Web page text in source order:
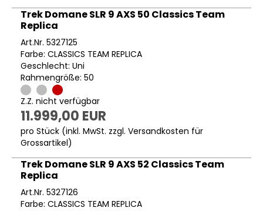
Trek Domane SLR 9 AXS 50 Classics Team
Replica
Art.Nr. 5327125
Farbe: CLASSICS TEAM REPLICA
Geschlecht: Uni
Rahmengröße: 50
Z.Z. nicht verfügbar
11.999,00 EUR
pro Stück (inkl. MwSt. zzgl. Versandkosten für
Grossartikel)
Trek Domane SLR 9 AXS 52 Classics Team
Replica
Art.Nr. 5327126
Farbe: CLASSICS TEAM REPLICA